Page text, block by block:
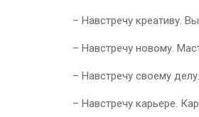
– Навстречу креативу.
– Навстречу новому.
– Навстречу своему
– Навстречу карьере.